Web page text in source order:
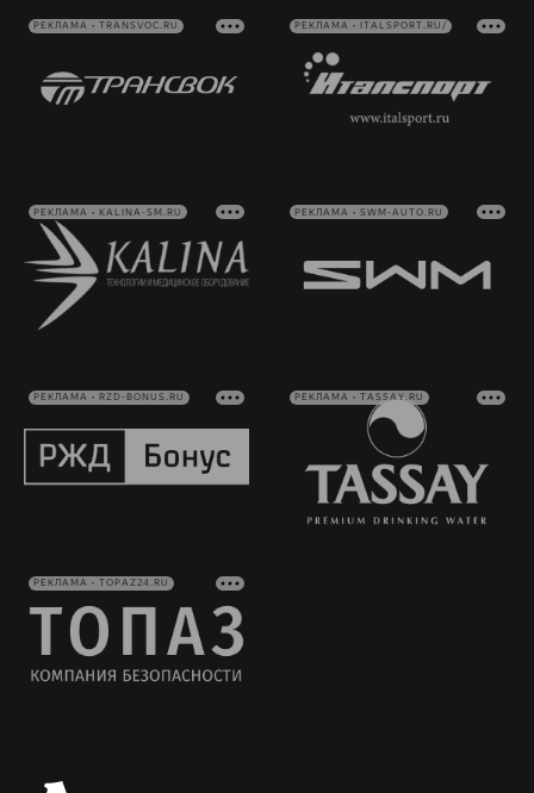
РЕКЛАМА • TRANSVOC.RU РЕКЛАМА • ITALSPORT.RU/
РЕКЛАМА • KALINA-SM.RU РЕКЛАМА • SWM-AUTO.RU
РЕКЛАМА • RZD-BONUS.RU РЕКЛАМА • TASSAY.RU
РЕКЛАМА • TOPAZ24.RU